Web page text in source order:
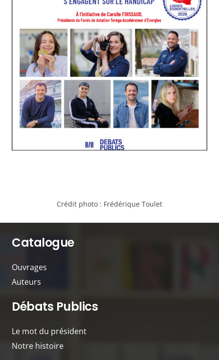
Crédit photo : Frédérique Toulet
Catalogue
Ouvrages
Auteurs
Débats Publics
Le mot du président
Notre histoire